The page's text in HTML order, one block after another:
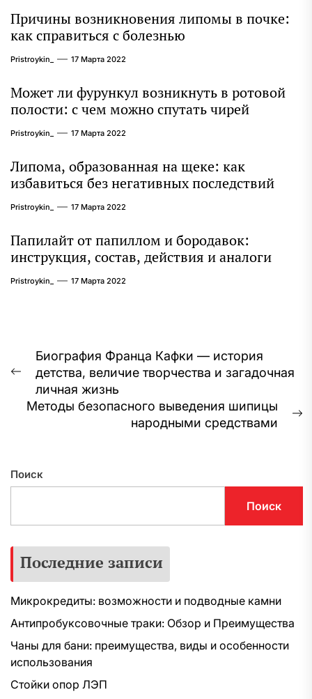
Причины возникновения липомы в почке:
как справиться с болезнью
Pristroykin_ 17 Марта 2022
Может ли фурункул возникнуть в ротовой
полости: с чем можно спутать чирей
Pristroykin_ 17 Марта 2022
Липома, образованная на щеке: как
избавиться без негативных последствий
Pristroykin_ 17 Марта 2022
Папилайт от папиллом и бородавок:
инструкция, состав, действия и аналоги
Pristroykin_ 17 Марта 2022
Навигация
по
записям
Предыдущая
запись:
Биография Франца Кафки — история
детства, величие творчества и загадочная
личная жизнь
Методы безопасного выведения шипицы
народными средствами
Поиск
Поиск
Последние записи
Микрокредиты: возможности и подводные камни
Антипробуксовочные траки: Обзор и Преимущества
Чаны для бани: преимущества, виды и особенности
использования
Стойки опор ЛЭП